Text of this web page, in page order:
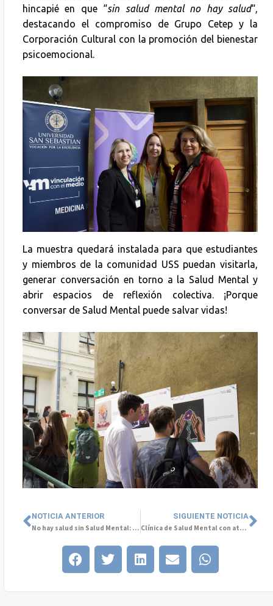
hincapié en que “sin salud mental no hay salud“,
destacando el compromiso de Grupo Cetep y la
Corporación Cultural con la promoción del bienestar
psicoemocional.
La muestra quedará instalada para que estudiantes
y miembros de la comunidad USS puedan visitarla,
generar conversación en torno a la Salud Mental y
abrir espacios de reflexión colectiva. ¡Porque
conversar de Salud Mental puede salvar vidas!
NOTICIA ANTERIOR
No hay salud sin Salud Mental: cuidemos nuestro bienestar desde la infancia
SIGUIENTE NOTICIA
Clínica de Salud Mental con atención exclusiva para niños y adolescentes: única en Chile